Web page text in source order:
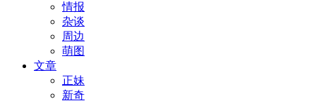
情报
杂谈
周边
萌图
文章
正妹
新奇